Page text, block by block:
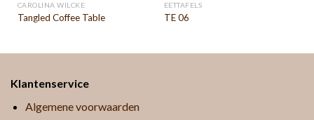
CAROLINA WILCKE
Tangled Coffee Table
EETTAFELS
TE 06
Klantenservice
Algemene voorwaarden